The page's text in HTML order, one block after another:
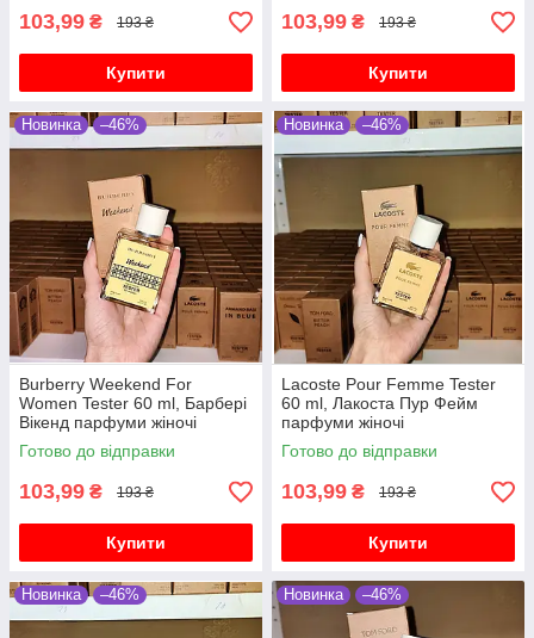
103,99 ₴ 193 ₴
Купити
103,99 ₴ 193 ₴
Купити
Новинка –46%
Burberry Weekend For
Women Tester 60 ml, Барбері
Вікенд парфуми жіночі
Готово до відправки
103,99 ₴ 193 ₴
Купити
Новинка –46%
Lacoste Pour Femme Tester
60 ml, Лакоста Пур Фейм
парфуми жіночі
Готово до відправки
103,99 ₴ 193 ₴
Купити
Новинка –46% Новинка –46%